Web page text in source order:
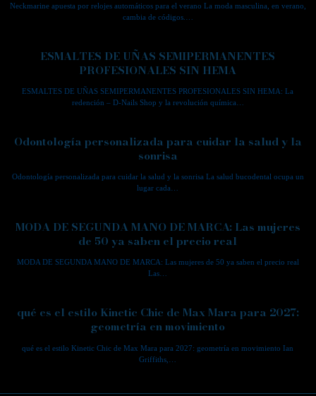
Neckmarine apuesta por relojes automáticos para el verano La moda masculina, en verano,
cambia de códigos.…
ESMALTES DE UÑAS SEMIPERMANENTES
PROFESIONALES SIN HEMA
ESMALTES DE UÑAS SEMIPERMANENTES PROFESIONALES SIN HEMA: La
redención – D-Nails Shop y la revolución química…
Odontología personalizada para cuidar la salud y la
sonrisa
Odontología personalizada para cuidar la salud y la sonrisa La salud bucodental ocupa un
lugar cada…
MODA DE SEGUNDA MANO DE MARCA: Las mujeres
de 50 ya saben el precio real
MODA DE SEGUNDA MANO DE MARCA: Las mujeres de 50 ya saben el precio real
Las…
qué es el estilo Kinetic Chic de Max Mara para 2027:
geometría en movimiento
qué es el estilo Kinetic Chic de Max Mara para 2027: geometría en movimiento Ian
Griffiths,…